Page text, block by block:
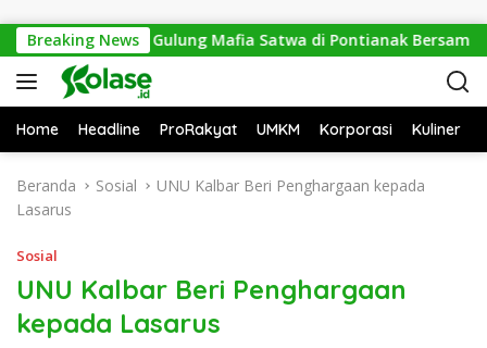
Breaking News
Polisi Gulung Mafia Satwa di Pontianak Bersama
Home Headline ProRakyat UMKM Korporasi Kuliner
Beranda Sosial
UNU Kalbar Beri Penghargaan kepada
Lasarus
Sosial
UNU Kalbar Beri Penghargaan
kepada Lasarus